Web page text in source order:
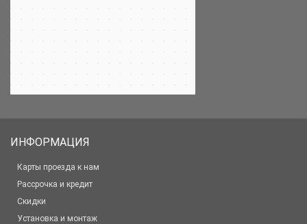
ИНФОРМАЦИЯ
Карты проезда к нам
Рассрочка и кредит
Скидки
Установка и монтаж